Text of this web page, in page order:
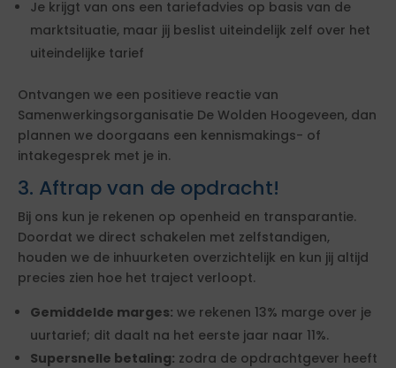
Je krijgt van ons een tariefadvies op basis van de
marktsituatie, maar jij beslist uiteindelijk zelf over het
uiteindelijke tarief
Ontvangen we een positieve reactie van
Samenwerkingsorganisatie De Wolden Hoogeveen, dan
plannen we doorgaans een kennismakings- of
intakegesprek met je in.
3. Aftrap van de opdracht!
Bij ons kun je rekenen op openheid en transparantie.
Doordat we direct schakelen met zelfstandigen,
houden we de inhuurketen overzichtelijk en kun jij altijd
precies zien hoe het traject verloopt.
Gemiddelde marges: we rekenen 13% marge over je
uurtarief; dit daalt na het eerste jaar naar 11%.
Supersnelle betaling: zodra de opdrachtgever heeft